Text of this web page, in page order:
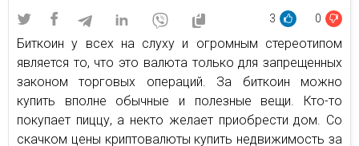
3 0
Биткоин у всех на слуху и огромным стереотипом
является то, что это валюта только для запрещенных
законом торговых операций. За биткоин можно
купить вполне обычные и полезные вещи. Кто-то
покупает пиццу, а некто желает приобрести дом. Со
скачком цены криптовалюты купить недвижимость за